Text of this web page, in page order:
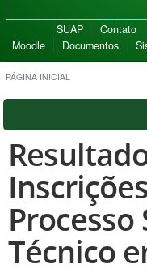
SUAP Contato
Moodle
Documentos
PÁGINA INICIAL
Processo
Técnico